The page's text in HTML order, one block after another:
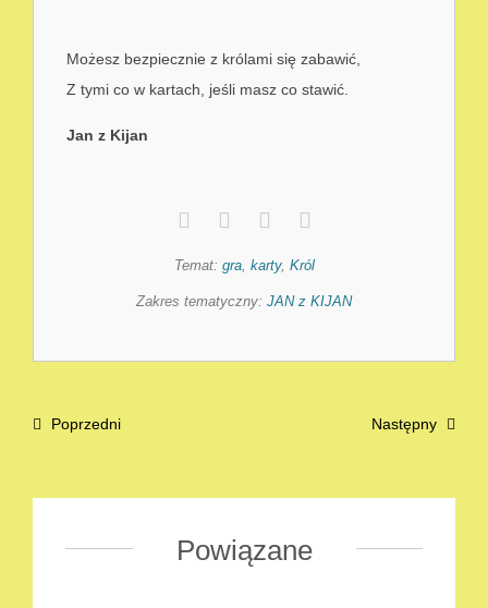
Możesz bezpiecznie z królami się zabawić,
Z tymi co w kartach, jeśli masz co stawić.
Jan z Kijan
Temat: gra, karty, Król
Zakres tematyczny: JAN z KIJAN
Następny
Poprzedni
Powiązane